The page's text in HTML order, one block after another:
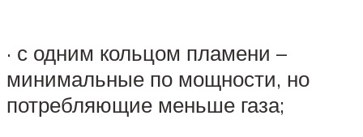
· с одним кольцом пламени –
минимальные по мощности, но
потребляющие меньше газа;